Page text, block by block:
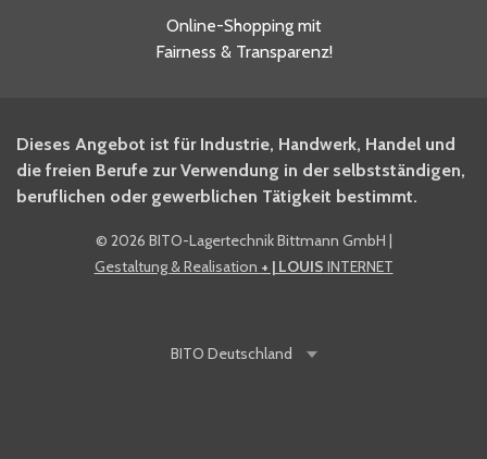
Ja, ich habe die
Datenschutzhinweise gelesen
und akzeptiere diese.
BITO Newsletter Fachwissen
Intralogistiker anmelden.
Ja, ich möchte mich für den
BITO Shop-Newsletter
Online-Shopping mit
Fairness & Transparenz!
Dieses Angebot ist für Industrie, Handwerk, Handel und
die freien Berufe zur Verwendung in der selbstständigen,
beruflichen oder gewerblichen Tätigkeit bestimmt.
© 2026 BITO-Lagertechnik Bittmann GmbH |
Gestaltung & Realisation + | LOUIS INTERNET
BITO Deutschland